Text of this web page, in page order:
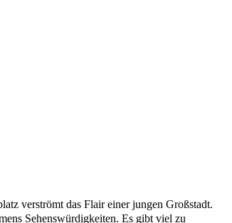
verströmt das Flair einer jungen Großstadt.
Sehenswürdigkeiten. Es gibt viel zu